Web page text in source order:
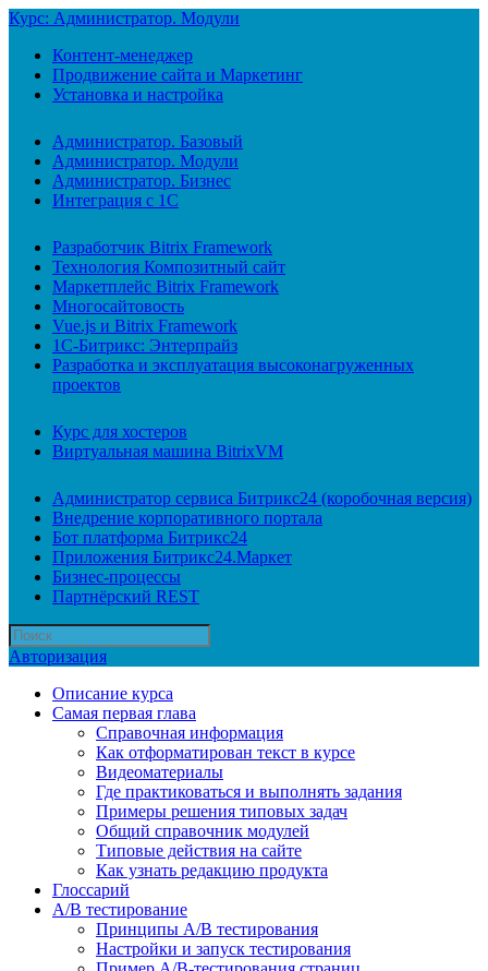
Курс: Администратор. Модули
Контент-менеджер
Продвижение сайта и Маркетинг
Установка и настройка
Администратор. Базовый
Администратор. Модули
Администратор. Бизнес
Интеграция с 1С
Разработчик Bitrix Framework
Технология Композитный сайт
Маркетплейс Bitrix Framework
Многосайтовость
Vue.js и Bitrix Framework
1С-Битрикс: Энтерпрайз
Разработка и эксплуатация высоконагруженных
проектов
Курс для хостеров
Виртуальная машина BitrixVM
Администратор сервиса Битрикс24 (коробочная версия)
Внедрение корпоративного портала
Бот платформа Битрикс24
Приложения Битрикс24.Маркет
Бизнес-процессы
Партнёрский REST
Авторизация
Описание курса
Самая первая глава
Справочная информация
Как отформатирован текст в курсе
Видеоматериалы
Где практиковаться и выполнять задания
Примеры решения типовых задач
Общий справочник модулей
Типовые действия на сайте
Как узнать редакцию продукта
Глоссарий
A/B тестирование
Принципы A/B тестирования
Настройки и запуск тестирования